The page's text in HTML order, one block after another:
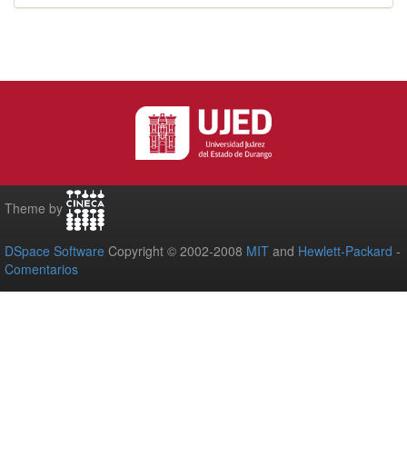
Theme by
DSpace Software Copyright © 2002-2008 MIT and Hewlett-Packard -
Comentarios